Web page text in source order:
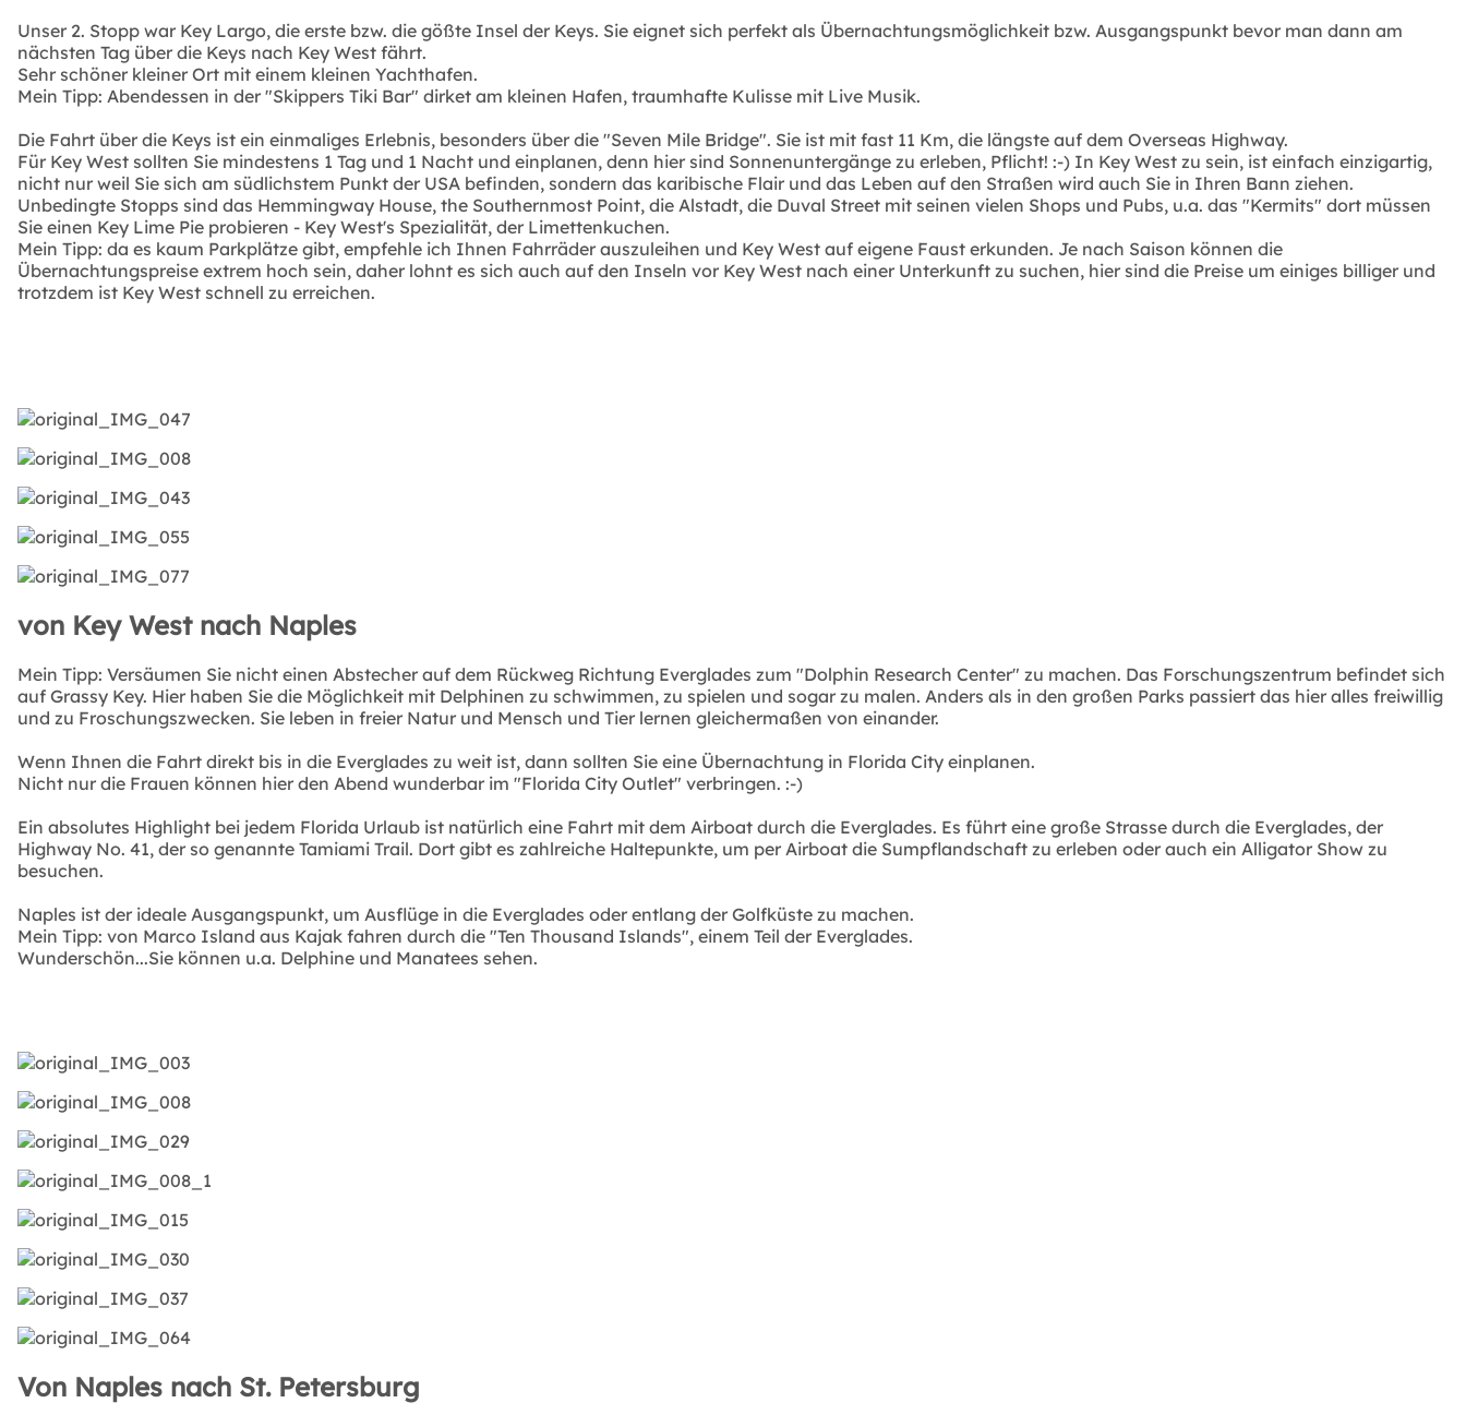
Unser 2. Stopp war Key Largo, die erste bzw. die gößte Insel der Keys. Sie eignet sich perfekt als Übernachtungsmöglichkeit bzw. Ausgangspunkt bevor man dann am
nächsten Tag über die Keys nach Key West fährt.
Sehr schöner kleiner Ort mit einem kleinen Yachthafen.
Mein Tipp: Abendessen in der "Skippers Tiki Bar" dirket am kleinen Hafen, traumhafte Kulisse mit Live Musik.
Die Fahrt über die Keys ist ein einmaliges Erlebnis, besonders über die "Seven Mile Bridge". Sie ist mit fast 11 Km, die längste auf dem Overseas Highway.
Für Key West sollten Sie mindestens 1 Tag und 1 Nacht und einplanen, denn hier sind Sonnenuntergänge zu erleben, Pflicht! :-) In Key West zu sein, ist einfach einzigartig,
nicht nur weil Sie sich am südlichstem Punkt der USA befinden, sondern das karibische Flair und das Leben auf den Straßen wird auch Sie in Ihren Bann ziehen.
Unbedingte Stopps sind das Hemmingway House, the Southernmost Point, die Alstadt, die Duval Street mit seinen vielen Shops und Pubs, u.a. das "Kermits" dort müssen
Sie einen Key Lime Pie probieren - Key West's Spezialität, der Limettenkuchen.
Mein Tipp: da es kaum Parkplätze gibt, empfehle ich Ihnen Fahrräder auszuleihen und Key West auf eigene Faust erkunden. Je nach Saison können die
Übernachtungspreise extrem hoch sein, daher lohnt es sich auch auf den Inseln vor Key West nach einer Unterkunft zu suchen, hier sind die Preise um einiges billiger und
trotzdem ist Key West schnell zu erreichen.
von Key West nach Naples
Mein Tipp: Versäumen Sie nicht einen Abstecher auf dem Rückweg Richtung Everglades zum "Dolphin Research Center" zu machen. Das Forschungszentrum befindet sich
auf Grassy Key. Hier haben Sie die Möglichkeit mit Delphinen zu schwimmen, zu spielen und sogar zu malen. Anders als in den großen Parks passiert das hier alles freiwillig
und zu Froschungszwecken. Sie leben in freier Natur und Mensch und Tier lernen gleichermaßen von einander.
Wenn Ihnen die Fahrt direkt bis in die Everglades zu weit ist, dann sollten Sie eine Übernachtung in Florida City einplanen.
Nicht nur die Frauen können hier den Abend wunderbar im "Florida City Outlet" verbringen. :-)
Ein absolutes Highlight bei jedem Florida Urlaub ist natürlich eine Fahrt mit dem Airboat durch die Everglades. Es führt eine große Strasse durch die Everglades, der
Highway No. 41, der so genannte Tamiami Trail. Dort gibt es zahlreiche Haltepunkte, um per Airboat die Sumpflandschaft zu erleben oder auch ein Alligator Show zu
besuchen.
Naples ist der ideale Ausgangspunkt, um Ausflüge in die Everglades oder entlang der Golfküste zu machen.
Mein Tipp: von Marco Island aus Kajak fahren durch die "Ten Thousand Islands", einem Teil der Everglades.
Wunderschön...Sie können u.a. Delphine und Manatees sehen.
Von Naples nach St. Petersburg